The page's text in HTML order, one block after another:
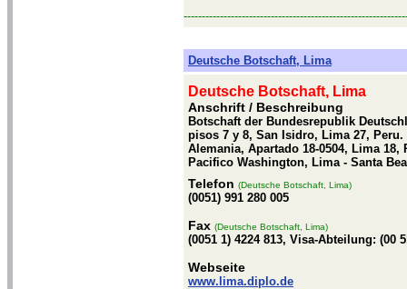
Deutsche Botschaft, Lima
Deutsche Botschaft, Lima
Anschrift / Beschreibung
Botschaft der Bundesrepublik
pisos 7 y 8, San Isidro, Lima 27,
Alemania, Apartado 18-0504, Lima
Pacifico Washington, Lima - Santa
Telefon (Deutsche Botschaft, Lima)
(0051) 991 280 005
Fax (Deutsche Botschaft, Lima)
(0051 1) 4224 813, Visa-Abteilung: (00
Webseite
www.lima.diplo.de